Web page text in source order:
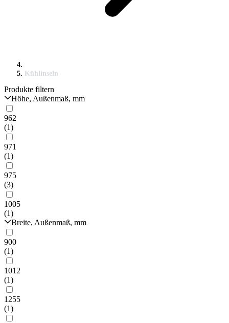
Kühlinseln
Produkte filtern
Höhe, Außenmaß, mm
962
(1)
971
(1)
975
(3)
1005
(1)
Breite, Außenmaß, mm
900
(1)
1012
(1)
1255
(1)